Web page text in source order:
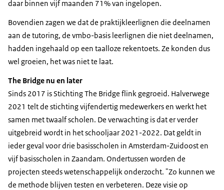
daar binnen vijf maanden 71% van ingelopen.
Bovendien zagen we dat de praktijkleerlignen die deelnamen
aan de tutoring, de vmbo-basis leerlignen die niet deelnamen,
hadden ingehaald op een taalloze rekentoets. Ze konden dus
wel groeien, het was niet te laat.
The Bridge nu en later
Sinds 2017 is Stichting The Bridge flink gegroeid. Halverwege
2021 telt de stichting vijfendertig medewerkers en werkt het
samen met twaalf scholen. De verwachting is dat er verder
uitgebreid wordt in het schooljaar 2021-2022. Dat geldt in
ieder geval voor drie basisscholen in Amsterdam-Zuidoost en
vijf basisscholen in Zaandam. Ondertussen worden de
projecten steeds wetenschappelijk onderzocht. "Zo kunnen we
de methode blijven testen en verbeteren. Deze visie op